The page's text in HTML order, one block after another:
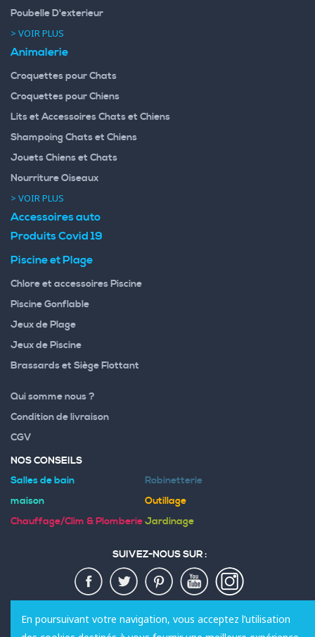
Poubelle D'exterieur
> VOIR PLUS
Animalerie
Croquettes pour Chats
Croquettes pour Chiens
Lits et Accessoires Chats et Chiens
Shampoing Chats et Chiens
Jouets Chiens et Chats
Nourriture Oiseaux
> VOIR PLUS
Accessoires auto
Produits Covid 19
Piscine et Plage
Chlore et accessoires Piscine
Piscine Gonflable
Jeux de Plage
Jeux de Piscine
Brassards et Siège Flottant
Qui somme nous ?
Condition de livraison
CGV
NOS CONSEILS
Salles de bain
Robinetterie
maison
Outillage
Chauffage/Clim & PlomberieJardinage
SUIVEZ-NOUS SUR :
MODES DE PAIEMENT :
En poursuivant votre navigation, vous acceptez l’utilisation